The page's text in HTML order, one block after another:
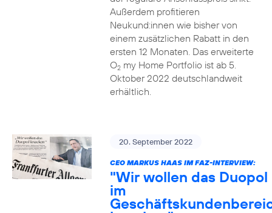
Außerdem profitieren
Neukund:innen wie bisher von
einem zusätzlichen Rabatt in den
ersten 12 Monaten. Das erweiterte
O2my Home Portfolio ist ab 5.
Oktober 2022 deutschlandweit
erhältlich.
20. September 2022
CEO MARKUS HAAS IM FAZ-INTERVIEW:
"Wir wollen das Duopol
im